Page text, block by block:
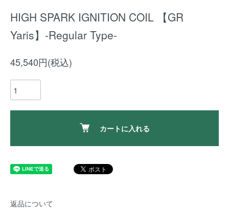
HIGH SPARK IGNITION COIL 【GR
Yaris】-Regular Type-
45,540円(税込)
カートに入れる
返品について